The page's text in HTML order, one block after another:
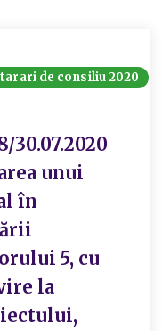
de consiliu 2020
30.07.2020
unui
în
5, cu
la